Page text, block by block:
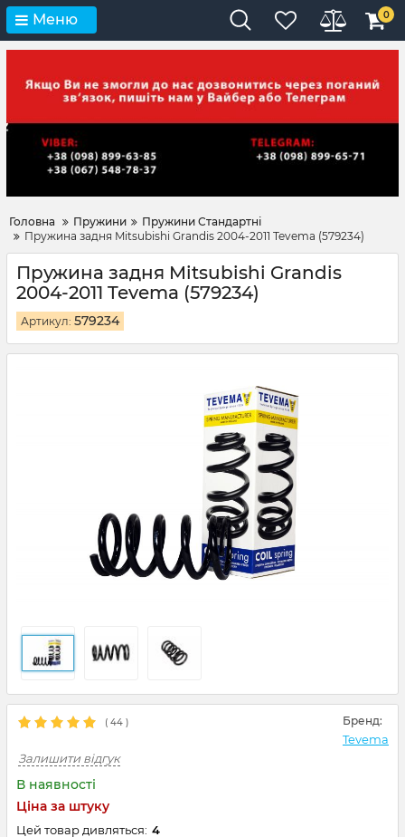
Меню 0
Головна Пружини
Пружини Стандартні
Пружина задня Mitsubishi Grandis 2004-2011 Tevema (579234)
Пружина задня Mitsubishi Grandis
2004-2011 Tevema (579234)
Артикул: 579234
( 44 ) Бренд:
Tevema
Залишити відгук
В наявності
Ціна за штуку
Цей товар дивляться: 4